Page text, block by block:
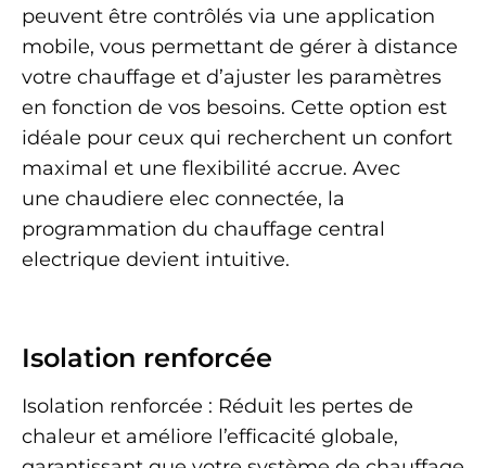
peuvent être contrôlés via une application
mobile, vous permettant de gérer à distance
votre chauffage et d’ajuster les paramètres
en fonction de vos besoins. Cette option est
idéale pour ceux qui recherchent un confort
maximal et une flexibilité accrue. Avec
une chaudiere elec connectée, la
programmation du chauffage central
electrique devient intuitive.
Isolation renforcée
Isolation renforcée : Réduit les pertes de
chaleur et améliore l’efficacité globale,